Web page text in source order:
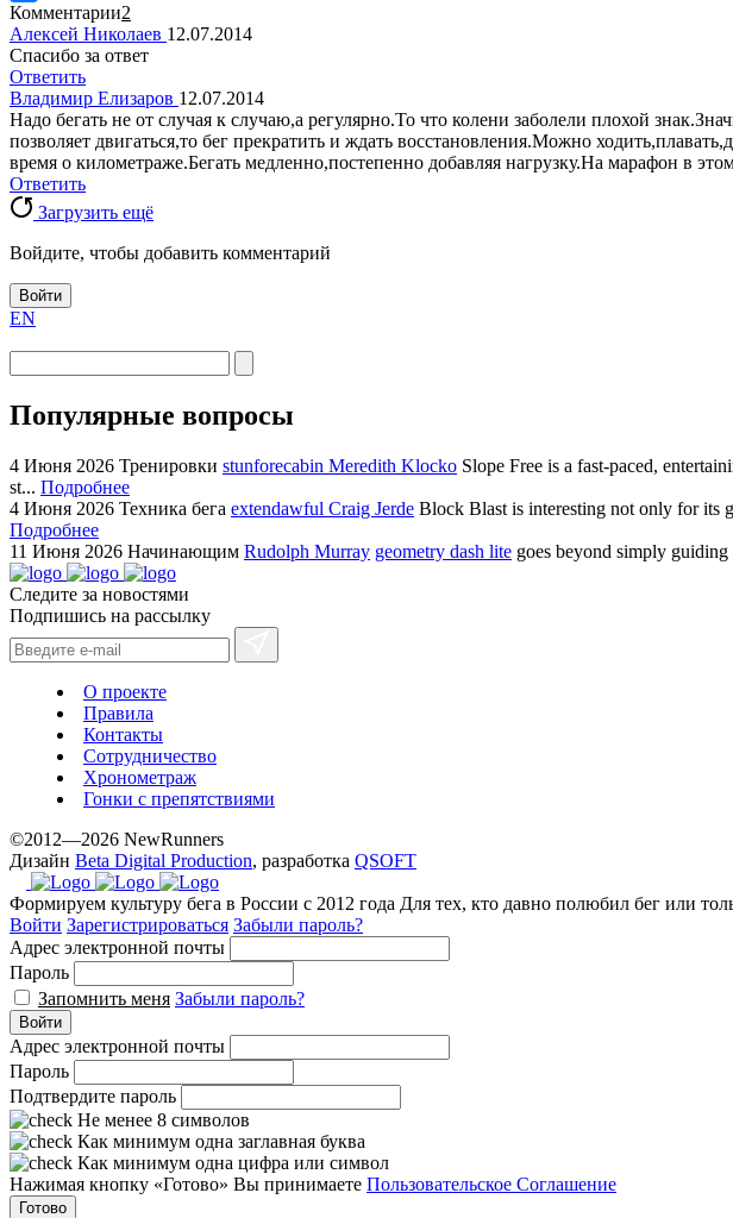
Комментарии2
Алексей Николаев 12.07.2014
Спасибо за ответ
Ответить
Владимир Елизаров 12.07.2014
Надо бегать не от случая к случаю,а регулярно.То что колени заболели плохой
позволяет двигаться,то бег прекратить и ждать восстановления.Можно
время о километраже.Бегать медленно,постепенно добавляя нагрузку.На марафон в
Ответить
Загрузить ещё
Войдите, чтобы добавить комментарий
Войти
EN
Популярные вопросы
4 Июня 2026 Тренировки stunforecabin Meredith Klocko Slope Free is a fast-paced,
st... Подробнее
4 Июня 2026 Техника бега extendawful Craig Jerde Block Blast is interesting not only for its
Подробнее
11 Июня 2026 Начинающим Rudolph Murray geometry dash lite goes beyond simply
Следите за новостями
Подпишись на рассылку
О проекте
Правила
Контакты
Сотрудничество
Хронометраж
Гонки с препятствиями
©2012—2026 NewRunners
Дизайн Beta Digital Production, разработка QSOFT
Формируем культуру бега в России с 2012 года Для тех, кто давно полюбил бег или
Войти Зарегистрироваться Забыли пароль?
Адрес электронной почты
Пароль
Запомнить меня Забыли пароль?
Войти
Адрес электронной почты
Пароль
Подтвердите пароль
Не менее 8 символов
Как минимум одна заглавная буква
Как минимум одна цифра или символ
Нажимая кнопку «Готово» Вы принимаете Пользовательское Соглашение
Готово